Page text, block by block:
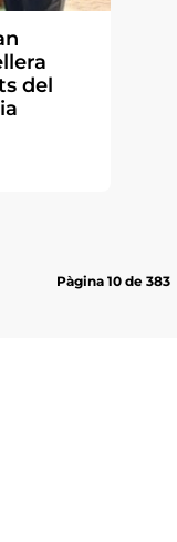
del
Pàgina 10 de 383